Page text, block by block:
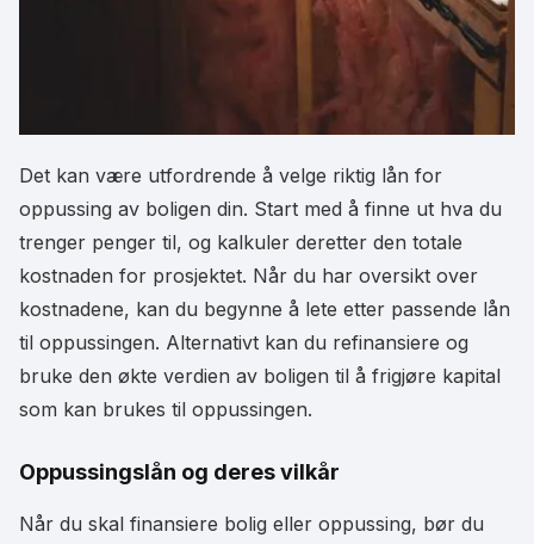
Det kan være utfordrende å velge riktig lån for
oppussing av boligen din. Start med å finne ut hva du
trenger penger til, og kalkuler deretter den totale
kostnaden for prosjektet. Når du har oversikt over
kostnadene, kan du begynne å lete etter passende lån
til oppussingen. Alternativt kan du refinansiere og
bruke den økte verdien av boligen til å frigjøre kapital
som kan brukes til oppussingen.
Oppussingslån og deres vilkår
Når du skal finansiere bolig eller oppussing, bør du